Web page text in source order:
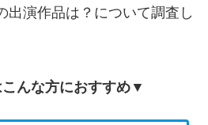
出演作品は？について調査し
んな方におすすめ▼